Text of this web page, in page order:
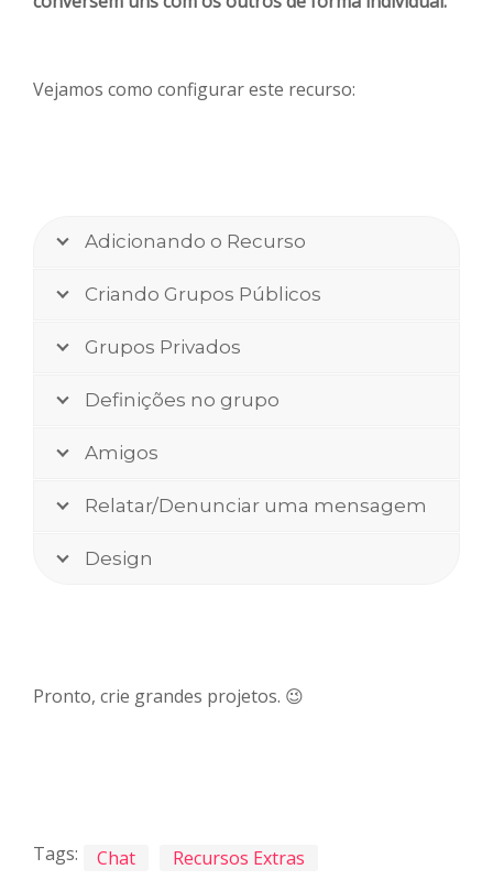
Vejamos como configurar este recurso:
Adicionando o Recurso
Criando Grupos Públicos
Grupos Privados
Definições no grupo
Amigos
Relatar/Denunciar uma mensagem
Design
Pronto, crie grandes projetos. 😉
Tags: Chat Recursos Extras